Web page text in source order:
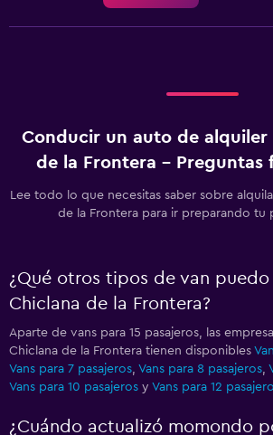
Conducir un auto de alquiler
de la Frontera - Preguntas
Lee todo lo que necesitas saber sobre
de la Frontera para ir preparando tu
¿Qué otros tipos de van
Chiclana de la Frontera?
Aparte de vans para 15 pasajeros, las
Chiclana de la Frontera tienen disponibles
Vans para 7 pasajeros, Vans para 8 pasajeros,
Vans para 10 pasajeros y Vans para 12
¿Cuándo actualizó momondo